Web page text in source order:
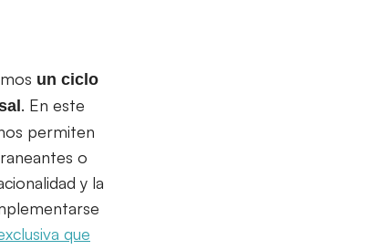
un ciclo
. En este
permiten
o
y la
que